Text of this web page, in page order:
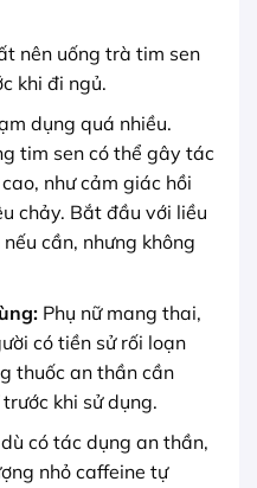
nên uống trà tim sen
khi đi ngủ.
dụng quá nhiều.
tim sen có thể gây tác
như cảm giác hồi
chảy. Bắt đầu với liều
cần, nhưng không
Phụ nữ mang thai,
có tiền sử rối loạn
thuốc an thần cần
khi sử dụng.
có tác dụng an thần,
nhỏ caffeine tự